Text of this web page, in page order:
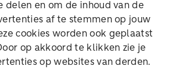
je gegevens om je aanvraag te
Lees ons privacy statementvoor
delen en om de inhoud van de
af te stemmen op jouw
cookies worden ook geplaatst
op akkoord te klikken zie je
op websites van derden.